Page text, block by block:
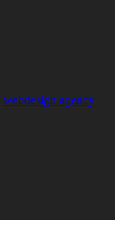
webdesign agency